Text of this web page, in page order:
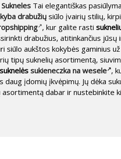
Sukneles Tai elegantiškas
drabužiųsiūlo įvairių stilių,
, kur galite rasti
drabužius, atitinkančius
aukštos kokybės gaminius
tipų suknelių asortimentą,
sukieneczka na wesele ,
įdomių įkvėpimų. Jų dėka
dabar ir nustebinkite